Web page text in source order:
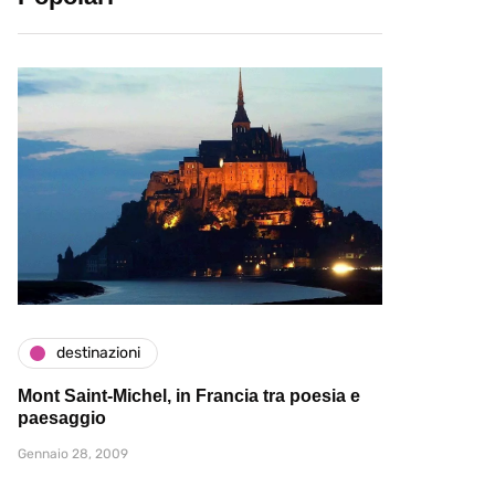
destinazioni
Mont Saint-Michel, in Francia tra poesia e
paesaggio
Gennaio 28, 2009